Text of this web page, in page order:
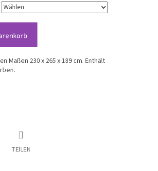
Maßen 230 x 265 x 189 cm. Enthält
TEILEN